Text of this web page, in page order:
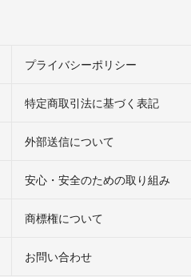
プライバシーポリシー
特定商取引法に基づく表記
外部送信について
安心・安全のための取り組み
商標権について
お問い合わせ